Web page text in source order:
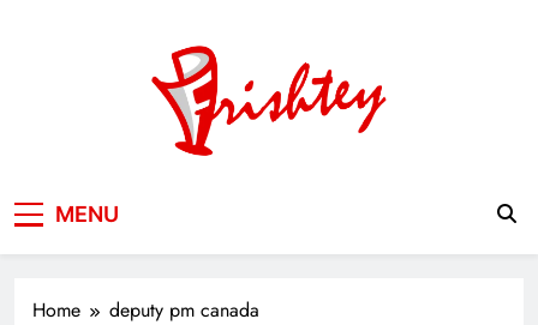
MENU
Home deputy pm canada